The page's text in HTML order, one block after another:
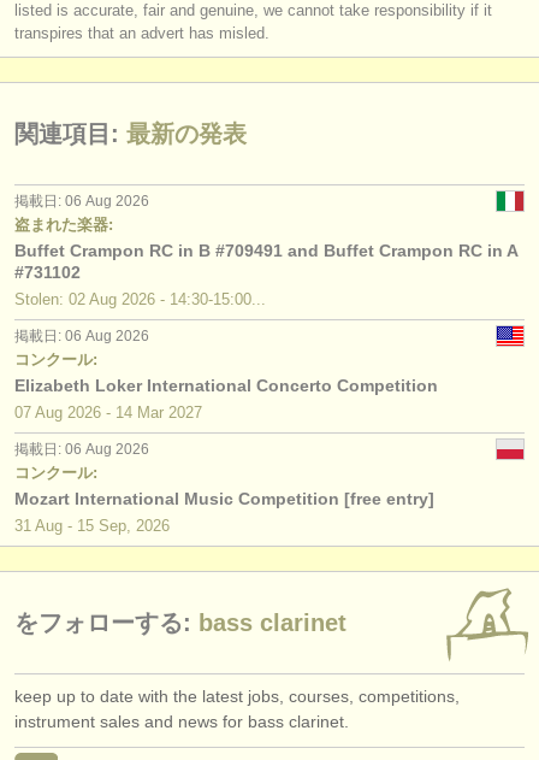
musicalchairsについて
お問い合わせ
rss feeds
クラシック音楽ニュース
出版社:
掲載方法
find out about ourATS
ATS faq
ログイン
listed is accurate, fair and genuine, we cannot take responsibility if it
transpires that an advert has misled.
関連項目: 最新の発表
掲載日: 06 Aug 2026
盗まれた楽器:
Buffet Crampon RC in B #709491 and Buffet Crampon RC in A
#731102
Stolen: 02 Aug 2026 - 14:30-15:00...
掲載日: 06 Aug 2026
コンクール:
Elizabeth Loker International Concerto Competition
07 Aug 2026 - 14 Mar 2027
掲載日: 06 Aug 2026
コンクール:
Mozart International Music Competition [free entry]
31 Aug - 15 Sep, 2026
をフォローする: bass clarinet
keep up to date with the latest jobs, courses, competitions,
instrument sales and news for bass clarinet.